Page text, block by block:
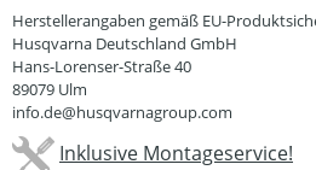
Herstellerangaben gemäß EU-
Husqvarna Deutschland GmbH
Hans-Lorenser-Straße 40
89079 Ulm
info.de@husqvarnagroup.com
Inklusive Montageservice!